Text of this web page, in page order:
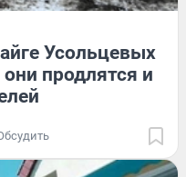
Усольцевых
продлятся и